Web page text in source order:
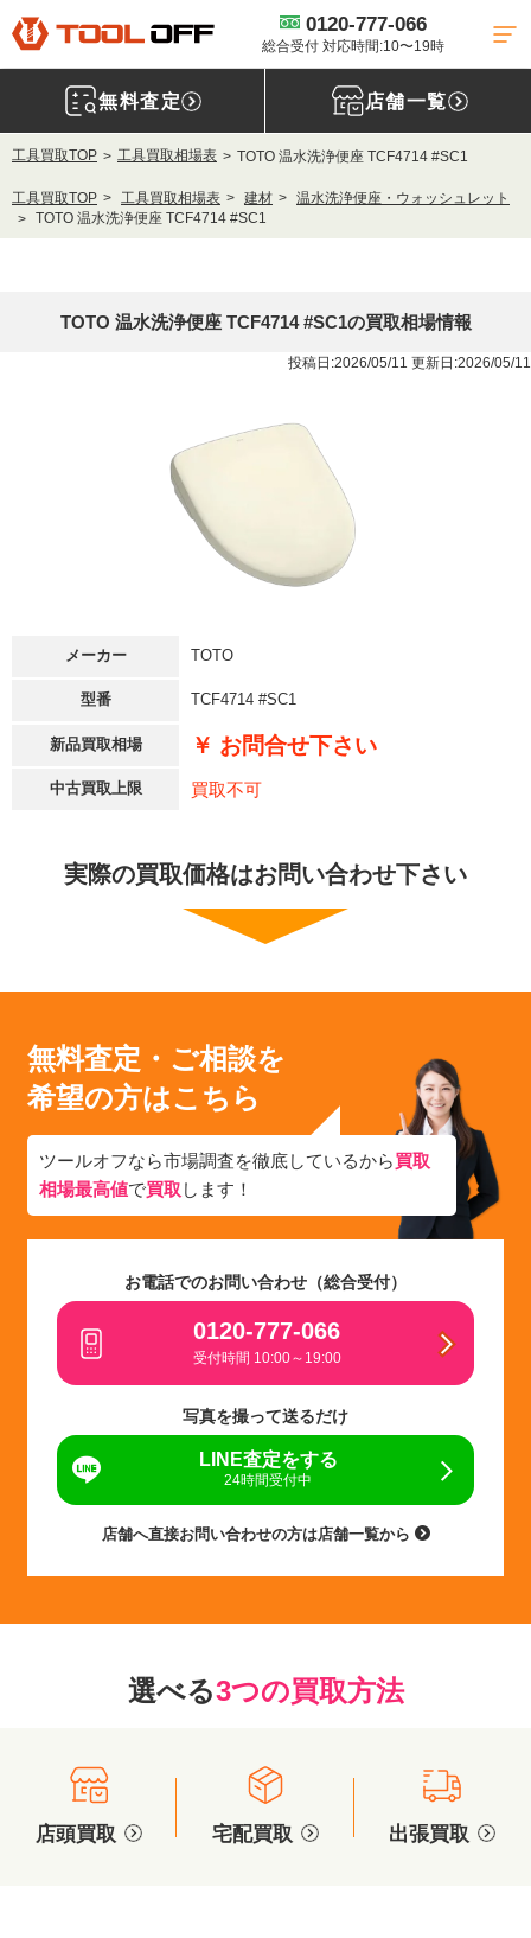
0120-777-066
総合受付 対応時間:10〜19時
無料査定 店舗一覧
工具買取TOP 工具買取相場表 TOTO 温水洗浄便座 TCF4714 #SC1
工具買取TOP 工具買取相場表 建材
温水洗浄便座・ウォッシュレット
TOTO 温水洗浄便座 TCF4714 #SC1
TOTO 温水洗浄便座 TCF4714 #SC1の買取相場情報
投稿日:2026/05/11 更新日:2026/05/11
メーカー TOTO
型番 TCF4714 #SC1
新品買取相場 ￥ お問合せ下さい
中古買取上限 買取不可
実際の買取価格はお問い合わせ下さい
無料査定・ご相談を
希望の方はこちら
ツールオフなら市場調査を徹底しているから買取
相場最高値で買取 します！
お電話でのお問い合わせ（総合受付）
0120-777-066
受付時間 10:00～19:00
写真を撮って送るだけ
LINE査定をする
24時間受付中
店舗へ直接お問い合わせの方は店舗一覧から
選べる3つの買取方法
店頭買取 宅配買取 出張買取